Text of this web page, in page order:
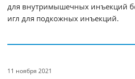
для внутримышечных инъекций
игл для подкожных инъекций.
11 ноября 2021